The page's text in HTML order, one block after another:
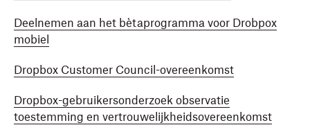
Deelnemen aan het bètaprogramma voor Drobpox
mobiel
Dropbox Customer Council-overeenkomst
Dropbox-gebruikersonderzoek observatie
toestemming en vertrouwelijkheidsovereenkomst